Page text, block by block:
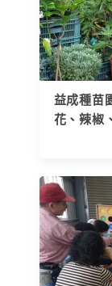
益成種苗
花、辣椒